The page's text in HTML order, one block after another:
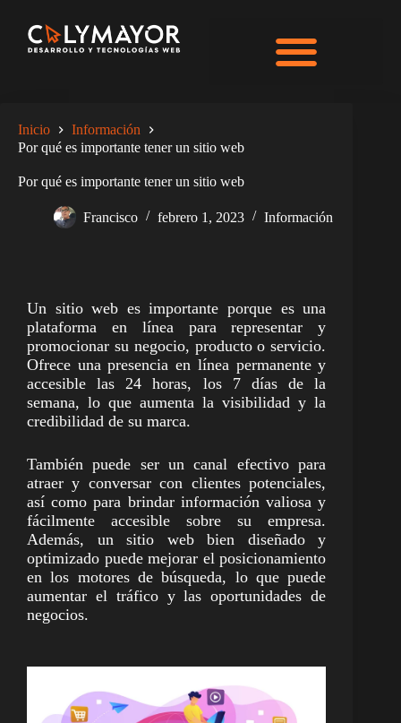
Inicio
Información
Por qué es importante tener un sitio web
Por qué es importante tener un sitio web
Francisco febrero 1, 2023 Información
Un sitio web es importante porque es una
plataforma en línea para representar y
promocionar su negocio, producto o servicio.
Ofrece una presencia en línea permanente y
accesible las 24 horas, los 7 días de la
semana, lo que aumenta la visibilidad y la
credibilidad de su marca.
También puede ser un canal efectivo para
atraer y conversar con clientes potenciales,
así como para brindar información valiosa y
fácilmente accesible sobre su empresa.
Además, un sitio web bien diseñado y
optimizado puede mejorar el posicionamiento
en los motores de búsqueda, lo que puede
aumentar el tráfico y las oportunidades de
negocios.